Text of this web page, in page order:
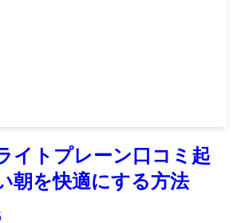
イトプレーン口コミ起
朝を快適にする方法